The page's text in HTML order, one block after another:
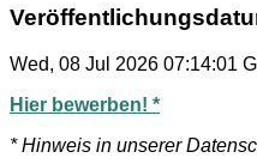
Wed, 08 Jul 2026 07:14:01
Hier bewerben! *
* Hinweis in unserer